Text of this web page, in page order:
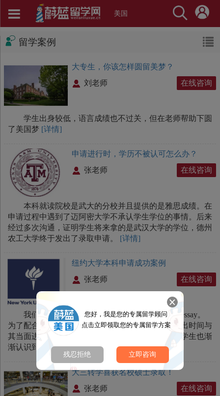
美国
留学案例
大专生，你该怎样圆留美梦？
刘老师
在线咨询
学生出身较低，语言成绩也不过关，但在老师帮助下圆
了美国梦 [详情]
申请进行时，学历不被认可怎么办？
张老师
在线咨询
本科就读院校是武大的分校并且提供的是雅思成绩。在
申请过程中遇到了迈阿密大学不承认学生学位的事情。后来
经过多次沟通，证明学生将来拿的是武汉大学的学位，德州
农工大学终于发出了录取申请。 [详情]
纽约大学本科申请成功案例
张老师
在线咨询
我们都知道文书包括三部分：简历，推荐信和essay。
为了配合学生的时间，每当同学放学后，我都会抽出时间与
其当面进行交流。每次我们都有新的收获与感悟。学生也渐
渐认识到我们申请老师的专业度与责任感。[详情]
大三转学喜获名校硕士录取！
张老师
在线咨询
您好，我是您的专属留学顾问
点击立即领取您的专属留学方案
残忍拒绝 立即咨询